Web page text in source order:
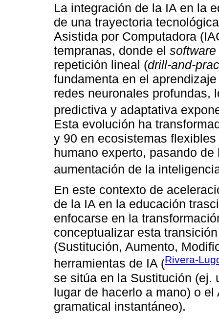
La integración de la IA en la
de una trayectoria
Asistida por Computadora
tempranas, donde el software
repetición lineal (drill-and-
fundamenta en el
redes neuronales profundas,
predictiva y adaptativa
Esta evolución ha
y 90 en ecosistemas
humano experto, pasando
aumentación de la
En este contexto de
de la IA en la educación
enfocarse en la
conceptualizar esta
(Sustitución, Aumento,
herramientas de IA (Rivera-
se sitúa en la Sustitución (ej.
lugar de hacerlo a mano) o
gramatical instantáneo).